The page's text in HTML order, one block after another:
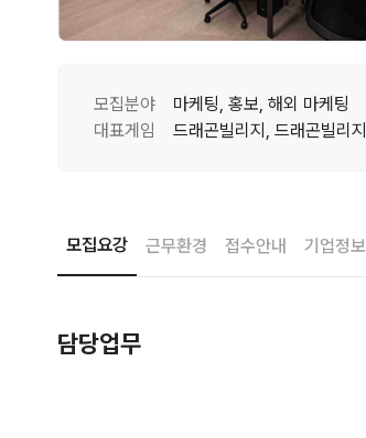
모집분야 마케팅, 홍보, 해외 마케팅
대표게임
모집요강 근무환경 접수안내 기업정보
담당업무